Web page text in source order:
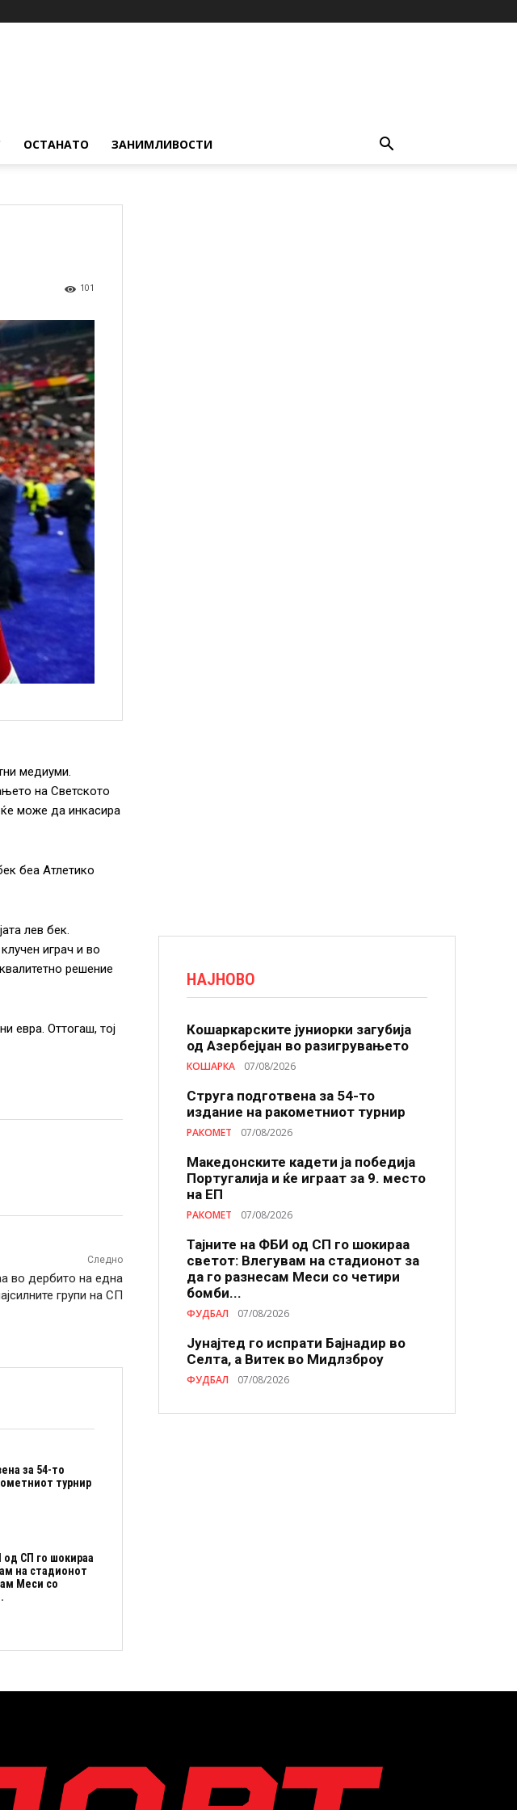
ОСТАНАТО ЗАНИМЛИВОСТИ
101
медиуми.
на Светското
ќе може да инкасира
беа Атлетико
лев бек.
играч и во
решение
евра. Оттогаш, тој
Следно
во дербито на една
групи на СП
за 54-то
турнир
од СП го шокираа
на стадионот
Меси со
НАЈНОВО
Кошаркарските јуниорки загубија
од Азербејџан во разигрувањето
КОШАРКА 07/08/2026
Струга подготвена за 54-то
издание на ракометниот турнир
РАКОМЕТ 07/08/2026
Македонските кадети ја победија
Португалија и ќе играат за 9. место
на ЕП
РАКОМЕТ 07/08/2026
Тајните на ФБИ од СП го шокираа
светот: Влегувам на стадионот за
да го разнесам Меси со четири
бомби...
ФУДБАЛ 07/08/2026
Јунајтед го испрати Бајнадир во
Селта, а Витек во Мидлзброу
ФУДБАЛ 07/08/2026